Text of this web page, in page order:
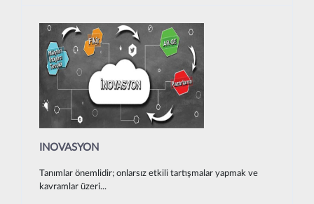
INOVASYON
Tanımlar önemlidir; onlarsız etkili tartışmalar yapmak ve
kavramlar üzeri...